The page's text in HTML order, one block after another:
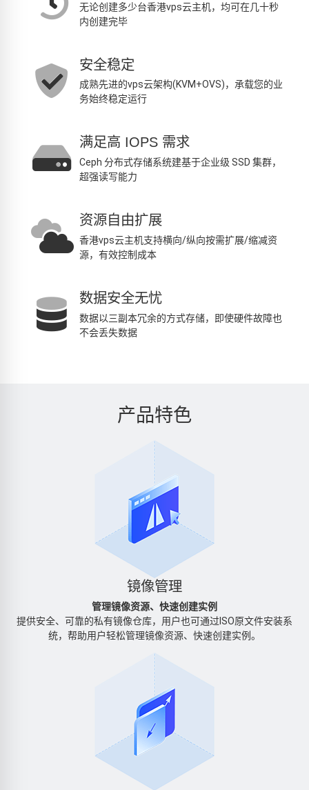
无论创建多少台香港vps云主机，均可在几十秒
内创建完毕
安全稳定
成熟先进的vps云架构(KVM+OVS)，承载您的业
务始终稳定运行
满足高 IOPS 需求
Ceph 分布式存储系统建基于企业级 SSD 集群，
超强读写能力
资源自由扩展
香港vps云主机支持横向/纵向按需扩展/缩减资
源，有效控制成本
数据安全无忧
数据以三副本冗余的方式存储，即使硬件故障也
不会丢失数据
产品特色
镜像管理
管理镜像资源、快速创建实例
提供安全、可靠的私有镜像仓库，用户也可通过ISO原文件安装系
统，帮助用户轻松管理镜像资源、快速创建实例。